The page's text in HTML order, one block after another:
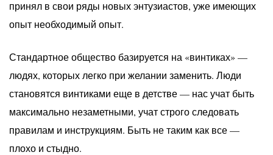
принял в свои ряды новых энтузиастов, уже имеющих
опыт необходимый опыт.
Стандартное общество базируется на «винтиках» —
людях, которых легко при желании заменить. Люди
становятся винтиками еще в детстве — нас учат быть
максимально незаметными, учат строго следовать
правилам и инструкциям. Быть не таким как все —
плохо и стыдно.